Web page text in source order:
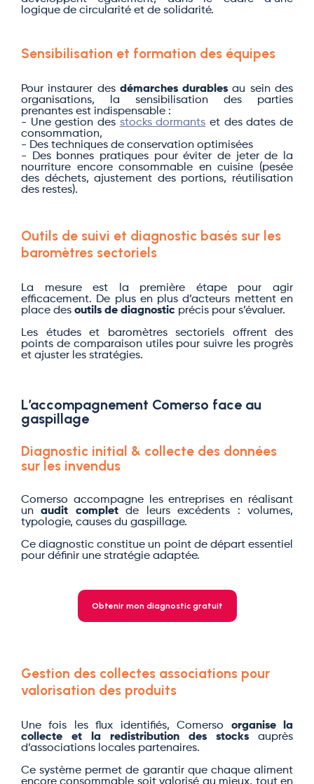
logique de circularité et de solidarité.
Sensibilisation et formation des équipes
Pour instaurer des démarches durables au sein des
organisations, la sensibilisation des parties
prenantes est indispensable :
- Une gestion des stocks dormants et des dates de
consommation,
- Des techniques de conservation optimisées
- Des bonnes pratiques pour éviter de jeter de la
nourriture encore consommable en cuisine (pesée
des déchets, ajustement des portions, réutilisation
des restes).
Outils de suivi et diagnostic basés sur les
baromètres sectoriels
La mesure est la première étape pour agir
efficacement. De plus en plus d’acteurs mettent en
place des outils de diagnostic précis pour s’évaluer.
Les études et baromètres sectoriels offrent des
points de comparaison utiles pour suivre les progrès
et ajuster les stratégies.
L’accompagnement Comerso face au
gaspillage
Diagnostic initial & collecte des données
sur les invendus
Comerso accompagne les entreprises en réalisant
unaudit completde leurs excédents : volumes,
typologie, causes du gaspillage.
Ce diagnostic constitue un point de départ essentiel
pour définir une stratégie adaptée.
Obtenir mon diagnostic gratuit
Gestion des collectes associations pour
valorisation des produits
Une fois les flux identifiés, Comerso organise la
collecte et la redistribution des stocks auprès
d’associations locales partenaires.
Ce système permet de garantir que chaque aliment